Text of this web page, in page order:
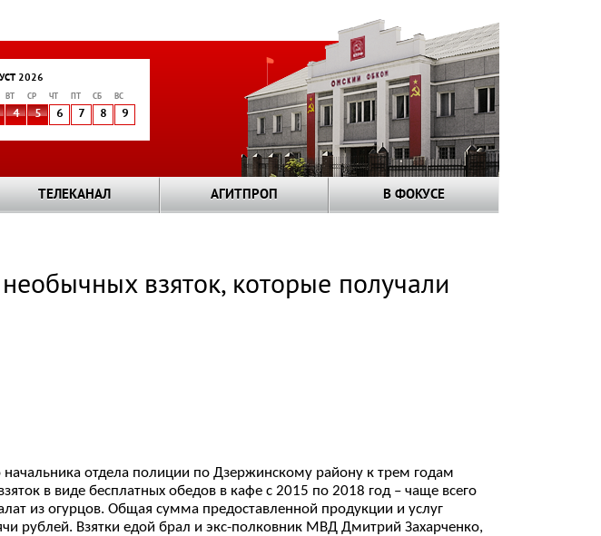
2026
ВТ СР ЧТ СБ ВС
4 5 6 7 8 9
ТЕЛЕКАНАЛ АГИТПРОП В ФОКУСЕ
взяток, которые получали
отдела полиции по Дзержинскому району к трем годам
в виде бесплатных обедов в кафе с 2015 по 2018 год – чаще всего
из огурцов. Общая сумма предоставленной продукции и услуг
рублей. Взятки едой брал и экс-полковник МВД Дмитрий Захарченко,